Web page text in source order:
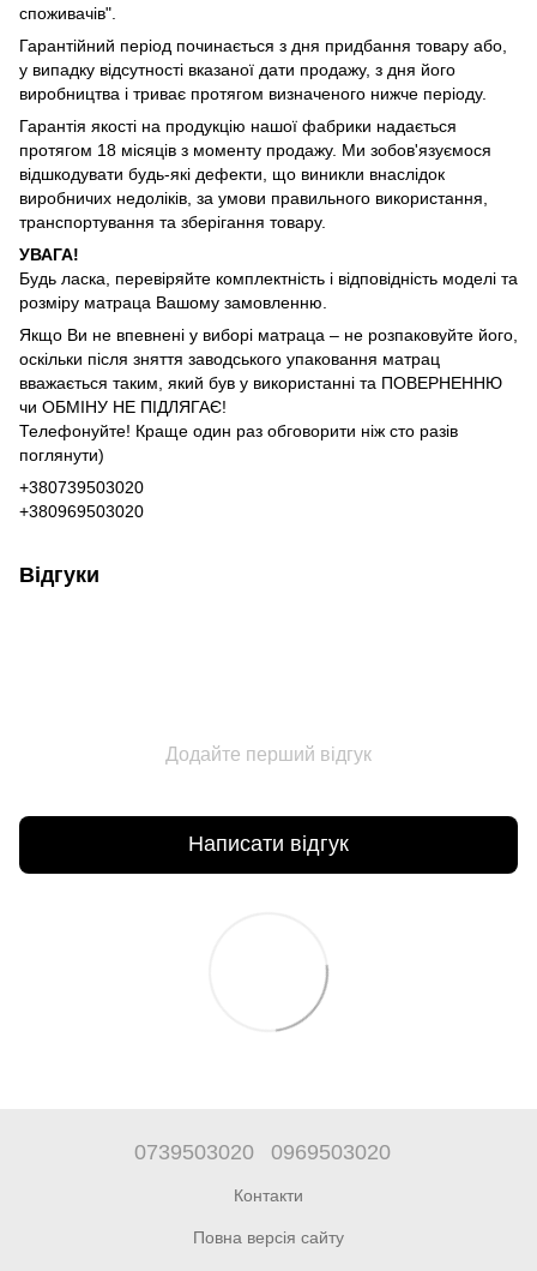
споживачів".
Гарантійний період починається з дня придбання товару або,
у випадку відсутності вказаної дати продажу, з дня його
виробництва і триває протягом визначеного нижче періоду.
Гарантія якості на продукцію нашої фабрики надається
протягом 18 місяців з моменту продажу. Ми зобов'язуємося
відшкодувати будь-які дефекти, що виникли внаслідок
виробничих недоліків, за умови правильного використання,
транспортування та зберігання товару.
УВАГА!
Будь ласка, перевіряйте комплектність і відповідність моделі та
розміру матраца Вашому замовленню.
Якщо Ви не впевнені у виборі матраца – не розпаковуйте його,
оскільки після зняття заводського упаковання матрац
вважається таким, який був у використанні та ПОВЕРНЕННЮ
чи ОБМІНУ НЕ ПІДЛЯГАЄ!
Телефонуйте! Краще один раз обговорити ніж сто разів
поглянути)
+380739503020
+380969503020
Відгуки
Додайте перший відгук
Написати відгук
0739503020 0969503020
Контакти
Повна версія сайту